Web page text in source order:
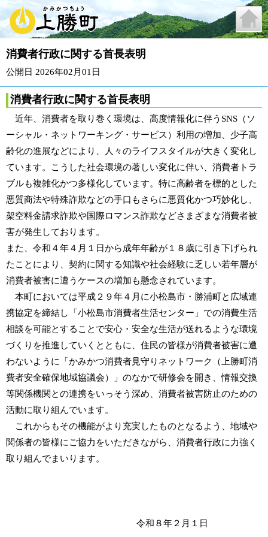
消費者行政に関する首長表明
公開日 2026年02月01日
消費者行政に関する首長表明
近年、消費者を取り巻く環境は、高度情報化に伴うSNS（ソ
ーシャル・ネットワーキング・サービス）利用の増加、少子高
齢化の進展などにより、人々のライフスタイルが大きく変化し
ています。こうした社会環境の著しい変化に伴い、消費者トラ
ブルも複雑化かつ多様化しています。特に高齢者を標的とした
悪質商法や特殊詐欺などの手口もさらに悪質化かつ巧妙化し、
架空料金請求詐欺や国際ロマンス詐欺などさまざまな消費者被
害が発生しております。
また、令和４年４月１日から成年年齢が１８歳に引き下げられ
たことにより、契約に関する知識や社会経験に乏しい若年層が
消費者被害に遭うケースの増加も懸念されています。
本町においては平成２９年４月に小松島市・勝浦町と広域連
携協定を締結し「小松島市消費者生活センター」での消費生活
相談を可能とすることで安心・安全な生活が送れるような環境
づくりを推進していくとともに、住民の皆様が消費者被害に遭
わないように「かみかつ消費者見守りネットワーク（上勝町消
費者安全確保地域協議会）」のなかで研修会を開き、情報交換
等関係機関との連携をいっそう深め、消費者被害防止のための
活動に取り組んでいます。
これからもその機能がより充実したものとなるよう、地域や
関係者の皆様にご協力をいただきながら、消費者行政に力強く
取り組んでまいります。
令和８年２月１日